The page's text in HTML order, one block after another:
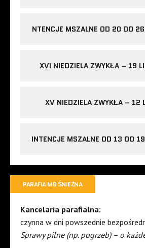
NTENCJE MSZALNE OD 20 DO
XVI NIEDZIELA ZWYKŁA – 19
XV NIEDZIELA ZWYKŁA – 12
INTENCJE MSZALNE OD 13 DO
PARAFIA MB ŚNIEŻNA
Kancelaria parafialna:
czynna w dni powszednie
Sprawy pilne (np. pogrzeb) – o